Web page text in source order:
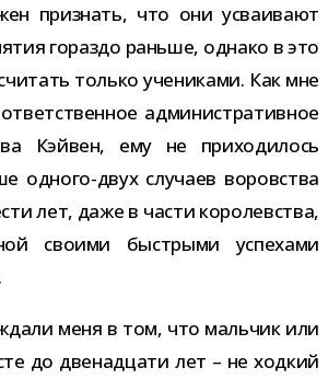
при­знать, что они усва­и­вают
гораздо раньше, однако в это
только уче­ни­ками. Как мне
адми­ни­стра­тив­ное
Кэйвен, ему не при­хо­ди­лось
одного-​двух слу­чаев воров­ства
лет, даже в части коро­лев­ства,
сво­ими быст­рыми успе­хами
меня в том, что маль­чик или
до две­на­дцати лет – не ход­кий